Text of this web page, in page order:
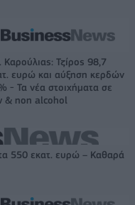
Καρούλιας: Τζίρος 98,7
ευρώ και αύξηση κερδών
- Τα νέα στοιχήματα σε
& non alcohol
550 εκατ. ευρώ – Καθαρά